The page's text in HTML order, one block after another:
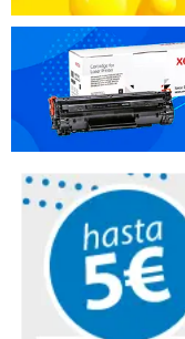
Recomendaría su
Lola 07. 02. 2024
Funcionan muy bien
Recomendaría su
Lola 07. 02. 2024
Funcionan muy bien
Recomendaría su